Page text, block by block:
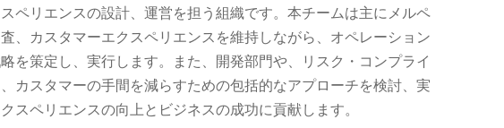
ペリエンスの設計、運営を担う組織です。本チームは主にメルペ
、カスタマーエクスペリエンスを維持しながら、オペレーション
を策定し、実行します。また、開発部門や、リスク・コンプライ
カスタマーの手間を減らすための包括的なアプローチを検討、実
スペリエンスの向上とビジネスの成功に貢献します。